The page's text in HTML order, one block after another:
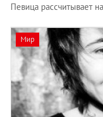
Певица рассчитывает
Мир